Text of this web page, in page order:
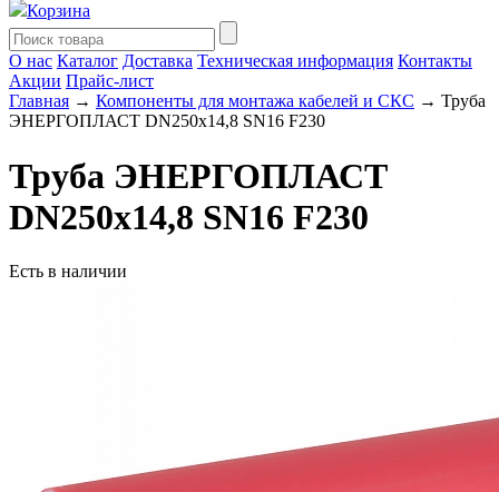
Корзина
О нас Каталог Доставка Техническая информация Контакты
Акции Прайс-лист
Главная → Компоненты для монтажа кабелей и СКС → Труба
ЭНЕРГОПЛАСТ DN250х14,8 SN16 F230
Труба ЭНЕРГОПЛАСТ
DN250х14,8 SN16 F230
Есть в наличии